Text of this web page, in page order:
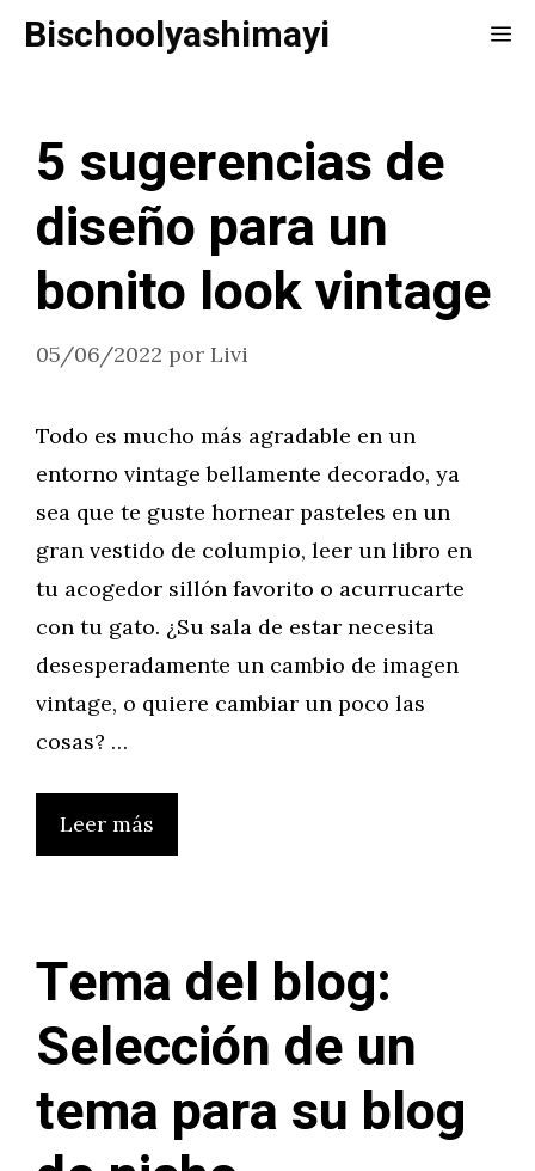
SaltarBischoolyashimayi
5 sugerencias de
diseño para un
bonito look vintage
05/06/2022 por Livi
Todo es mucho más agradable en un
entorno vintage bellamente decorado, ya
sea que te guste hornear pasteles en un
gran vestido de columpio, leer un libro en
tu acogedor sillón favorito o acurrucarte
con tu gato. ¿Su sala de estar necesita
desesperadamente un cambio de imagen
vintage, o quiere cambiar un poco las
cosas? …
Leer más
Tema del blog:
Selección de un
tema para su blog